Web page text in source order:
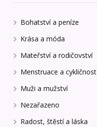
Bohatství a peníze
Krása a móda
Mateřství a rodičovství
Menstruace a cykličnost
Muži a mužství
Nezařazeno
Radost, štěstí a láska